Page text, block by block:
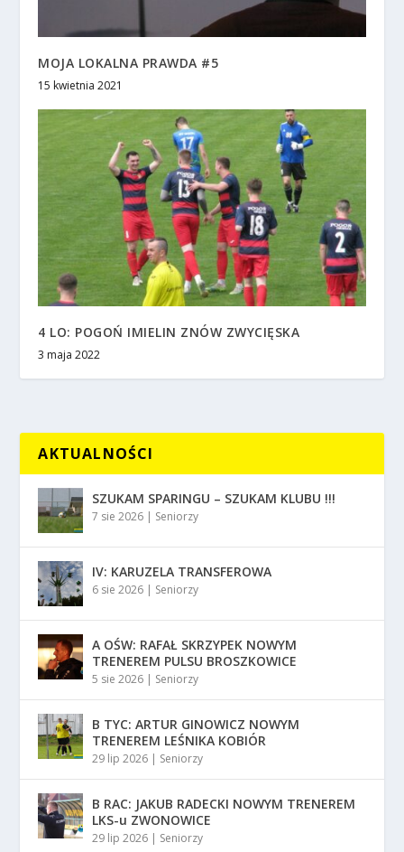
MOJA LOKALNA PRAWDA #5
15 kwietnia 2021
4 LO: POGOŃ IMIELIN ZNÓW ZWYCIĘSKA
3 maja 2022
AKTUALNOŚCI
SZUKAM SPARINGU – SZUKAM KLUBU !!!
7 sie 2026 | Seniorzy
IV: KARUZELA TRANSFEROWA
6 sie 2026 | Seniorzy
A OŚW: RAFAŁ SKRZYPEK NOWYM
TRENEREM PULSU BROSZKOWICE
5 sie 2026 | Seniorzy
B TYC: ARTUR GINOWICZ NOWYM
TRENEREM LEŚNIKA KOBIÓR
29 lip 2026 | Seniorzy
B RAC: JAKUB RADECKI NOWYM TRENEREM
LKS-u ZWONOWICE
29 lip 2026 | Seniorzy